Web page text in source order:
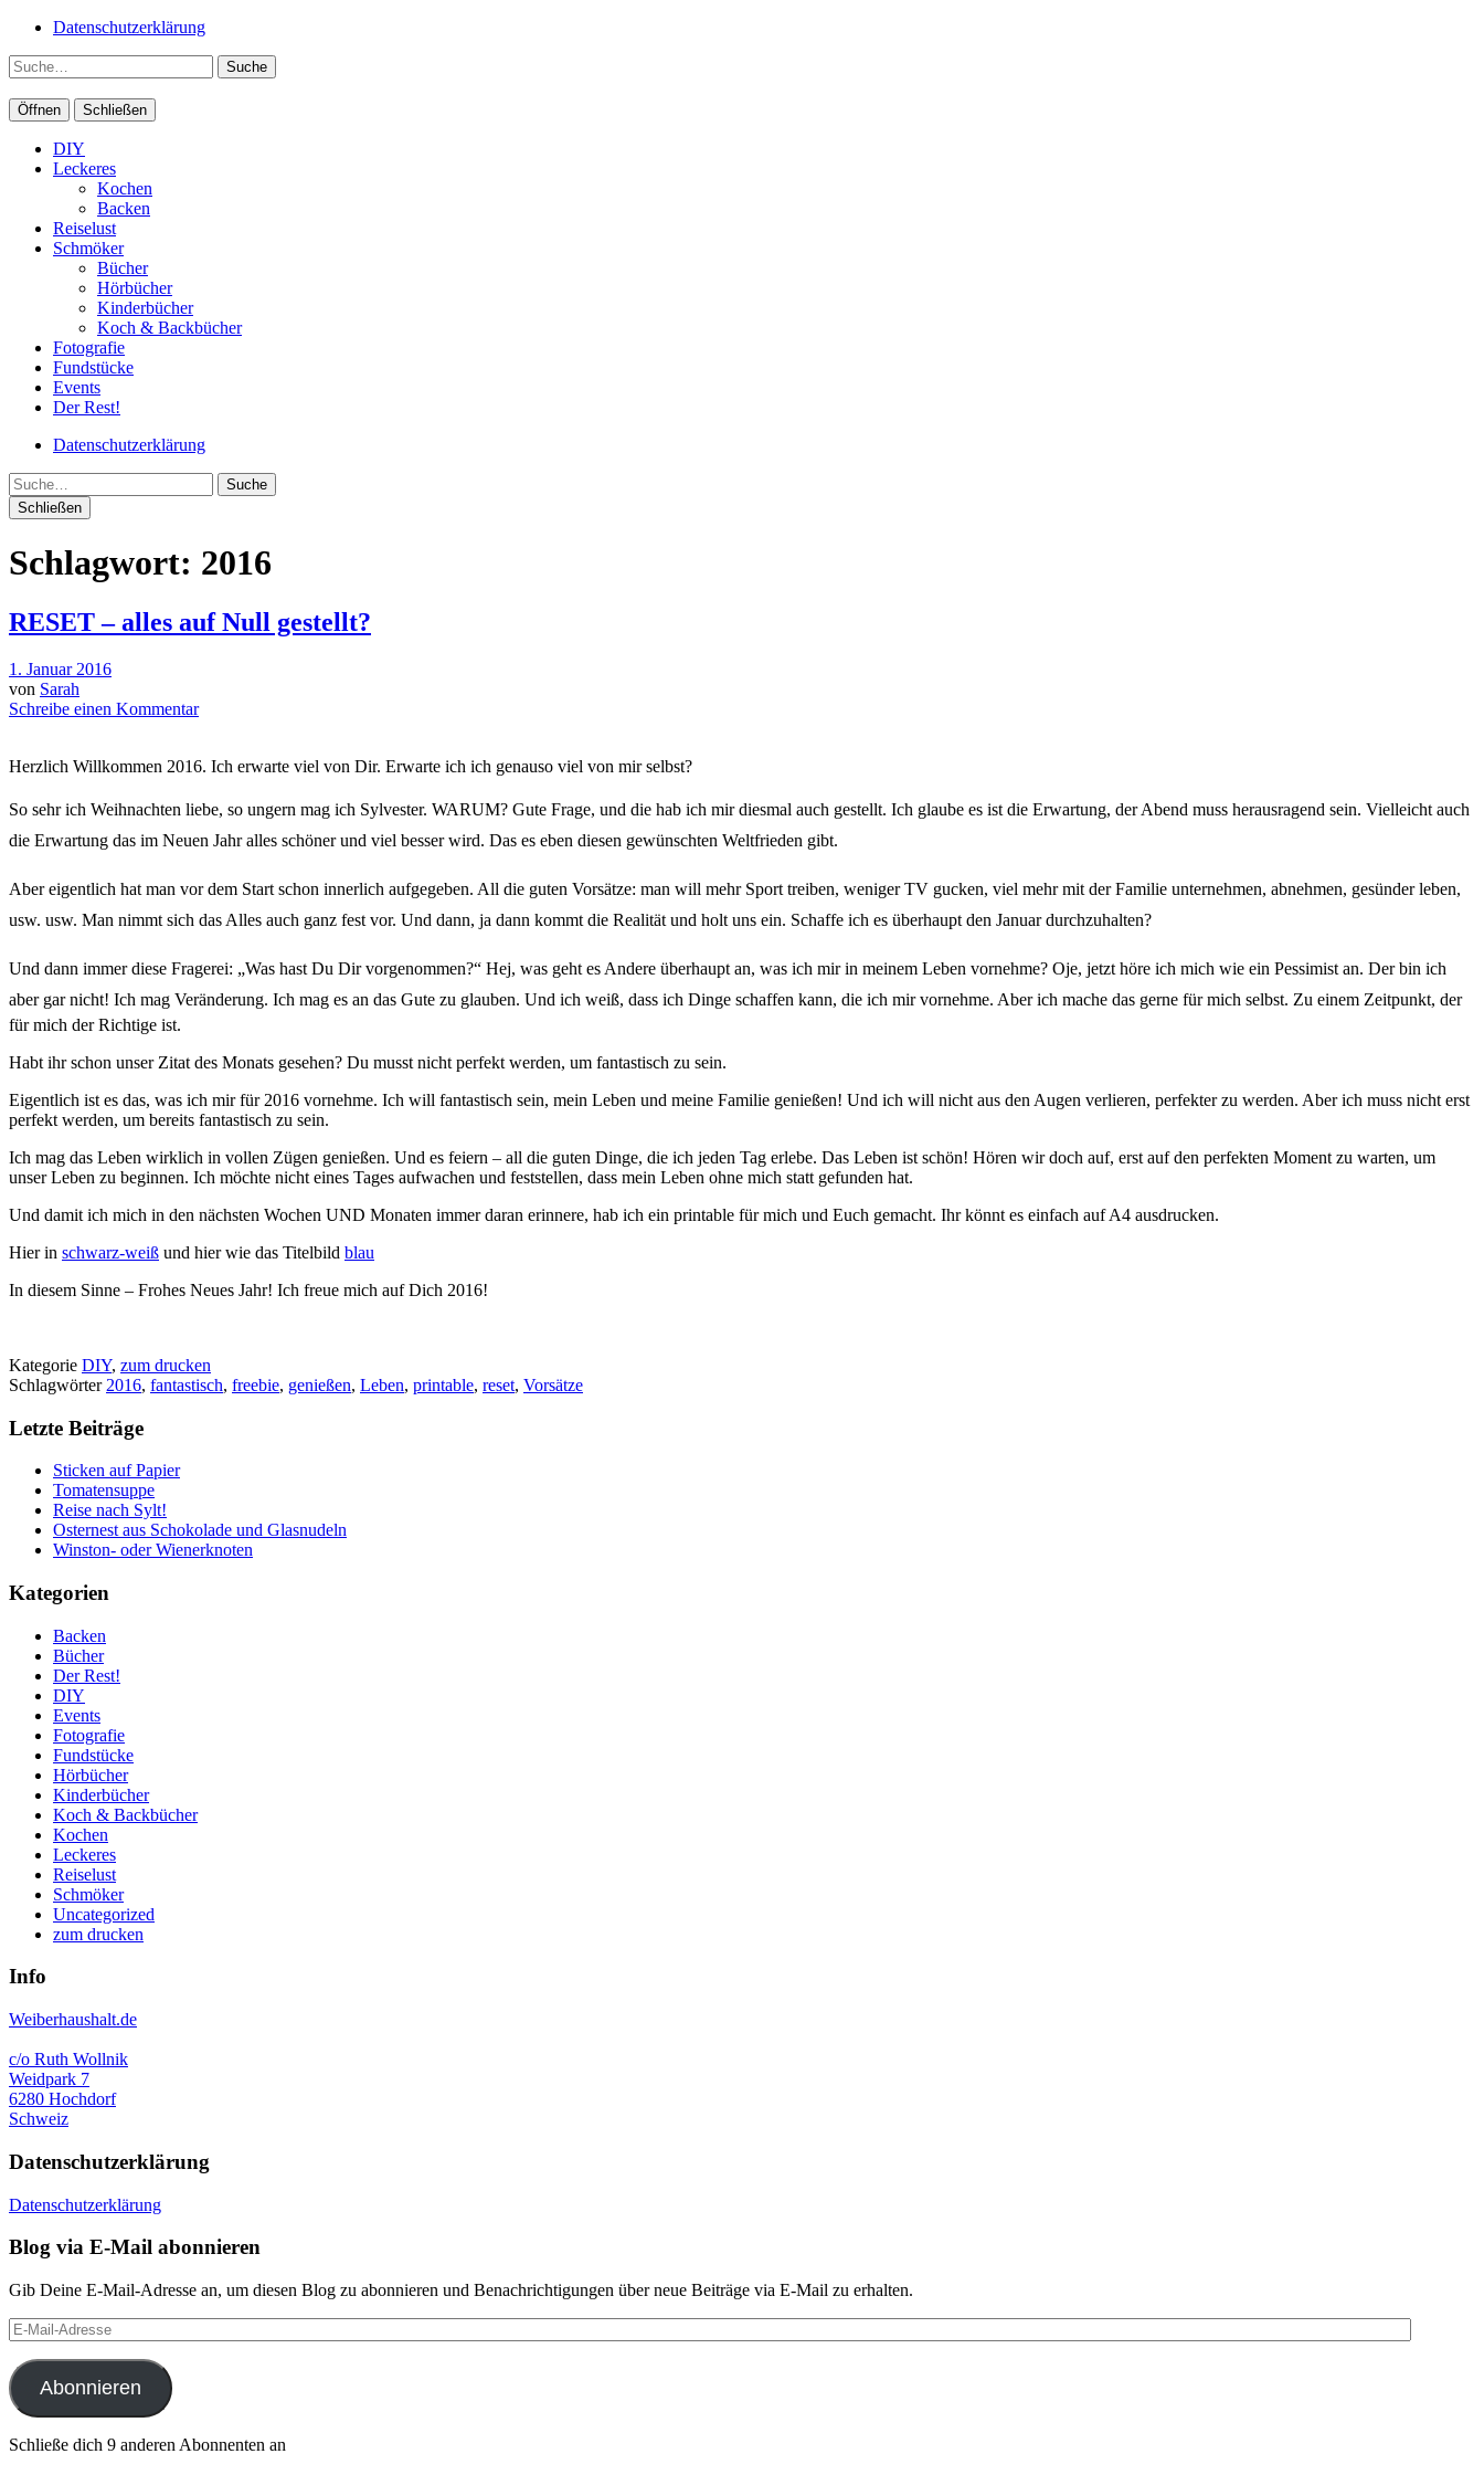
Datenschutzerklärung
Suche
Öffnen Schließen
DIY
Leckeres
Kochen
Backen
Reiselust
Schmöker
Bücher
Hörbücher
Kinderbücher
Koch & Backbücher
Fotografie
Fundstücke
Events
Der Rest!
Datenschutzerklärung
Suche
Schließen
Schlagwort: 2016
RESET – alles auf Null gestellt?
1. Januar 2016
von Sarah
Schreibe einen Kommentar
Herzlich Willkommen 2016. Ich erwarte viel von Dir. Erwarte ich ich genauso viel von mir selbst?
So sehr ich Weihnachten liebe, so ungern mag ich Sylvester. WARUM? Gute Frage, und die hab ich mir diesmal auch gestellt. Ich glaube es ist die Erwartung, der Abend muss herausragend sein. Vielleicht auch
die Erwartung das im Neuen Jahr alles schöner und viel besser wird. Das es eben diesen gewünschten Weltfrieden gibt.
Aber eigentlich hat man vor dem Start schon innerlich aufgegeben. All die guten Vorsätze: man will mehr Sport treiben, weniger TV gucken, viel mehr mit der Familie unternehmen, abnehmen, gesünder leben,
usw. usw. Man nimmt sich das Alles auch ganz fest vor. Und dann, ja dann kommt die Realität und holt uns ein. Schaffe ich es überhaupt den Januar durchzuhalten?
Und dann immer diese Fragerei: „Was hast Du Dir vorgenommen?“ Hej, was geht es Andere überhaupt an, was ich mir in meinem Leben vornehme? Oje, jetzt höre ich mich wie ein Pessimist an. Der bin ich
aber gar nicht! Ich mag Veränderung. Ich mag es an das Gute zu glauben. Und ich weiß, dass ich Dinge schaffen kann, die ich mir vornehme. Aber ich mache das gerne für mich selbst. Zu einem Zeitpunkt, der
für mich der Richtige ist.
Habt ihr schon unser Zitat des Monats gesehen? Du musst nicht perfekt werden, um fantastisch zu sein.
Eigentlich ist es das, was ich mir für 2016 vornehme. Ich will fantastisch sein, mein Leben und meine Familie genießen! Und ich will nicht aus den Augen verlieren, perfekter zu werden. Aber ich muss nicht erst
perfekt werden, um bereits fantastisch zu sein.
Ich mag das Leben wirklich in vollen Zügen genießen. Und es feiern – all die guten Dinge, die ich jeden Tag erlebe. Das Leben ist schön! Hören wir doch auf, erst auf den perfekten Moment zu warten, um
unser Leben zu beginnen. Ich möchte nicht eines Tages aufwachen und feststellen, dass mein Leben ohne mich statt gefunden hat.
Und damit ich mich in den nächsten Wochen UND Monaten immer daran erinnere, hab ich ein printable für mich und Euch gemacht. Ihr könnt es einfach auf A4 ausdrucken.
Hier in schwarz-weiß und hier wie das Titelbild blau
In diesem Sinne – Frohes Neues Jahr! Ich freue mich auf Dich 2016!
Kategorie DIY, zum drucken
Schlagwörter 2016, fantastisch, freebie, genießen, Leben, printable, reset, Vorsätze
Letzte Beiträge
Sticken auf Papier
Tomatensuppe
Reise nach Sylt!
Osternest aus Schokolade und Glasnudeln
Winston- oder Wienerknoten
Kategorien
Backen
Bücher
Der Rest!
DIY
Events
Fotografie
Fundstücke
Hörbücher
Kinderbücher
Koch & Backbücher
Kochen
Leckeres
Reiselust
Schmöker
Uncategorized
zum drucken
Info
Weiberhaushalt.de
c/o Ruth Wollnik
Weidpark 7
6280 Hochdorf
Schweiz
Datenschutzerklärung
Datenschutzerklärung
Blog via E-Mail abonnieren
Gib Deine E-Mail-Adresse an, um diesen Blog zu abonnieren und Benachrichtigungen über neue Beiträge via E-Mail zu erhalten.
E-
Mail-
Adresse
Abonnieren
Schließe dich 9 anderen Abonnenten an